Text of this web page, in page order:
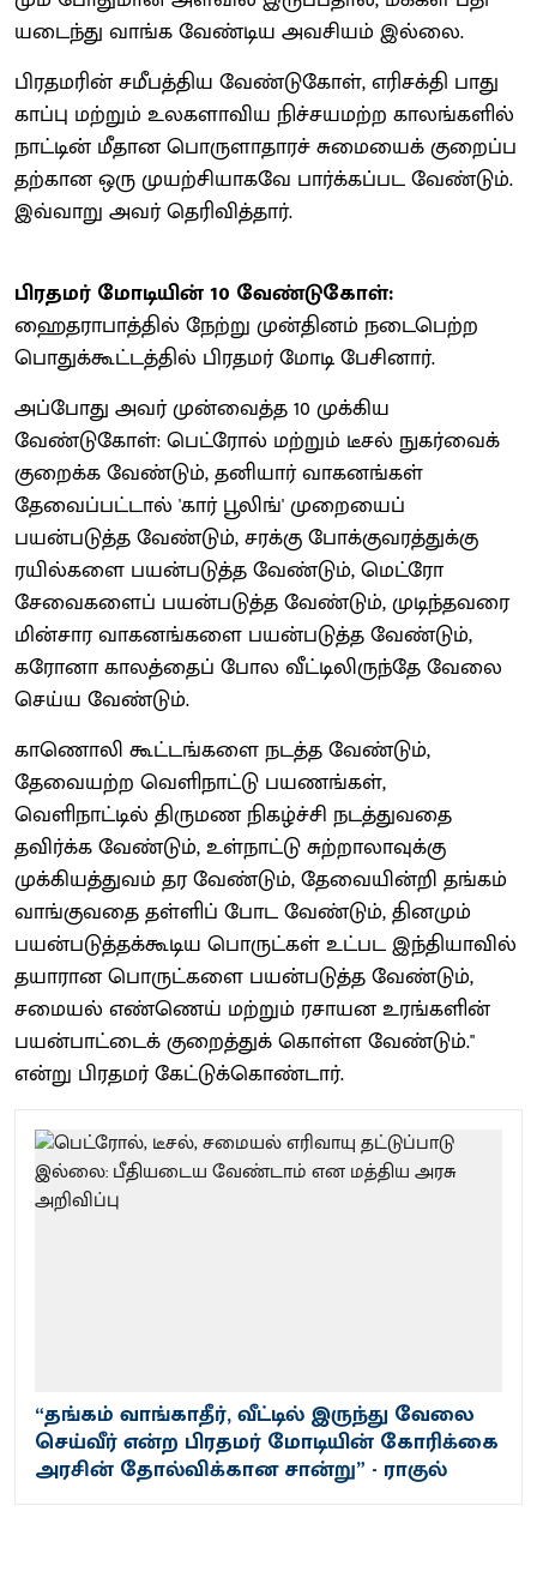
யடைந்து வாங்க வேண்​டிய அவசி​யம் இல்​லை.
பிரதமரின் சமீபத்​திய வேண்​டு​கோள், எரிசக்தி பாது​
காப்பு மற்றும் உலகளா​விய நிச்​சயமற்ற காலங்​களில்
நாட்​டின் மீதான பொருளா​தா​ரச் சுமை​யைக் குறைப்​ப​
தற்​கான ஒரு முயற்சியாகவே பார்க்​கப்பட வேண்​டும்.
இவ்​வாறு அவர்​ தெரிவித்தார்​.
பிரதமர் மோடியின் 10 வேண்டுகோள்:
ஹைதராபாத்தில் நேற்று முன்தினம் நடைபெற்ற
பொதுக்கூட்டத்தில் பிரதமர் மோடி பேசினார்.
அப்போது அவர் முன்வைத்த 10 முக்கிய
வேண்டுகோள்: பெட்ரோல் மற்றும் டீசல் நுகர்வைக்
குறைக்க வேண்டும், தனியார் வாகனங்கள்
தேவைப்பட்டால் 'கார் பூலிங்' முறையைப்
பயன்படுத்த வேண்டும், சரக்கு போக்குவரத்துக்கு
ரயில்களை பயன்படுத்த வேண்டும், மெட்ரோ
சேவைகளைப் பயன்படுத்த வேண்டும், முடிந்தவரை
மின்சார வாகனங்களை பயன்படுத்த வேண்டும்,
கரோனா காலத்தைப் போல வீட்டிலிருந்தே வேலை
செய்ய வேண்டும்.
காணொலி கூட்டங்களை நடத்த வேண்டும்,
தேவையற்ற வெளிநாட்டு பயணங்கள்,
வெளிநாட்டில் திருமண நிகழ்ச்சி நடத்துவதை
தவிர்க்க வேண்டும், உள்நாட்டு சுற்றாலாவுக்கு
முக்கியத்துவம் தர வேண்டும், தேவையின்றி தங்கம்
வாங்குவதை தள்ளிப் போட வேண்டும், தினமும்
பயன்படுத்தக்கூடிய பொருட்கள் உட்பட இந்தியாவில்
தயாரான பொருட்களை பயன்படுத்த வேண்டும்,
சமையல் எண்ணெய் மற்றும் ரசாயன உரங்களின்
பயன்பாட்டைக் குறைத்துக் கொள்ள வேண்டும்."
என்று பிரதமர் கேட்டுக்கொண்டார்.
“தங்கம் வாங்காதீர், வீட்டில் இருந்து வேலை
செய்வீர் என்ற பிரதமர் மோடியின் கோரிக்கை
அரசின் தோல்விக்கான சான்று” - ராகுல்